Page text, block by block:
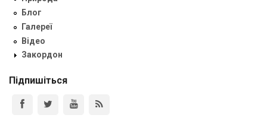
Блог
Галереї
Відео
Закордон
Підпишіться